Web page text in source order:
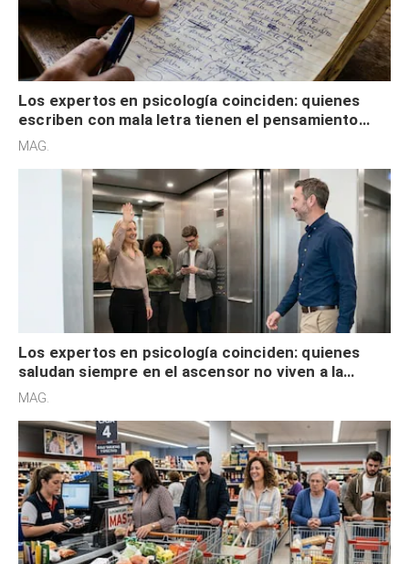
Los expertos en psicología coinciden: quienes
escriben con mala letra tienen el pensamiento
acelerado y no lo hacen por desinterés
MAG.
Los expertos en psicología coinciden: quienes
saludan siempre en el ascensor no viven a la
defensiva y tienen apertura social
MAG.